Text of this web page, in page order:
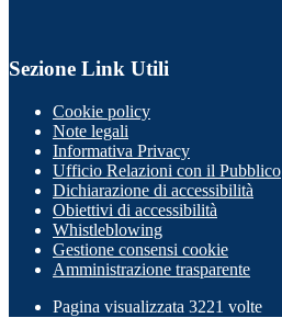
Sezione Link Utili
Cookie policy
Note legali
Informativa Privacy
Ufficio Relazioni con il Pubblico
Dichiarazione di accessibilità
Obiettivi di accessibilità
Whistleblowing
Gestione consensi cookie
Amministrazione trasparente
Pagina visualizzata 3221 volte